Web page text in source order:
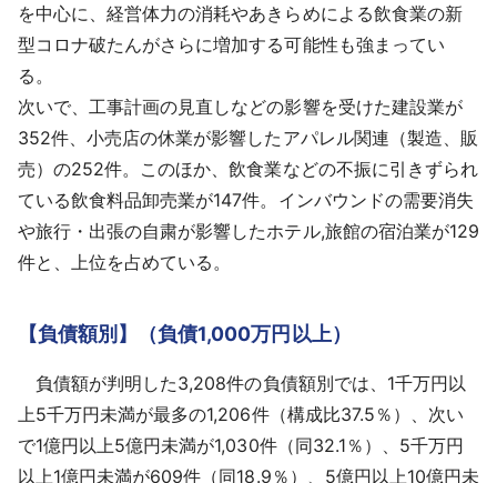
を中心に、経営体力の消耗やあきらめによる飲食業の新
型コロナ破たんがさらに増加する可能性も強まってい
る。
次いで、工事計画の見直しなどの影響を受けた建設業が
352件、小売店の休業が影響したアパレル関連（製造、販
売）の252件。このほか、飲食業などの不振に引きずられ
ている飲食料品卸売業が147件。インバウンドの需要消失
や旅行・出張の自粛が影響したホテル,旅館の宿泊業が129
件と、上位を占めている。
【負債額別】（負債1,000万円以上）
負債額が判明した3,208件の負債額別では、1千万円以
上5千万円未満が最多の1,206件（構成比37.5％）、次い
で1億円以上5億円未満が1,030件（同32.1％）、5千万円
以上1億円未満が609件（同18.9％）、5億円以上10億円未